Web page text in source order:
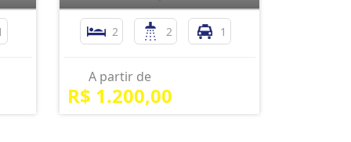
2 2 1
A partir de
R$ 1.200,00